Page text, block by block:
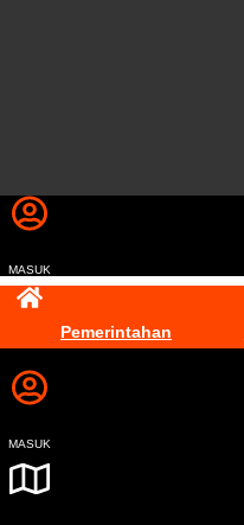
MASUK
Pemerintahan
MASUK